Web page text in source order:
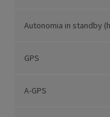
Autonomia in standby
GPS
A-GPS